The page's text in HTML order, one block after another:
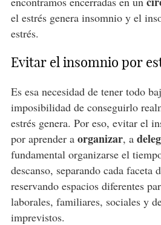
el estrés genera insomnio y el
estrés.
Evitar el insomnio por
Es esa necesidad de tener todo
imposibilidad de conseguirlo
estrés genera. Por eso, evitar el
por aprender a organizar, a
fundamental organizarse el
descanso, separando cada faceta
reservando espacios diferentes
laborales, familiares, sociales y
imprevistos.